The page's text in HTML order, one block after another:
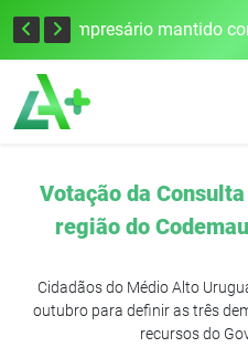
Edital para construção de ponte entre Itapiranga e Barra do Guarita deve ser lançado no segundo semestre
Votação da
região do
Cidadãos do Médio Alto
outubro para definir as três
recursos do